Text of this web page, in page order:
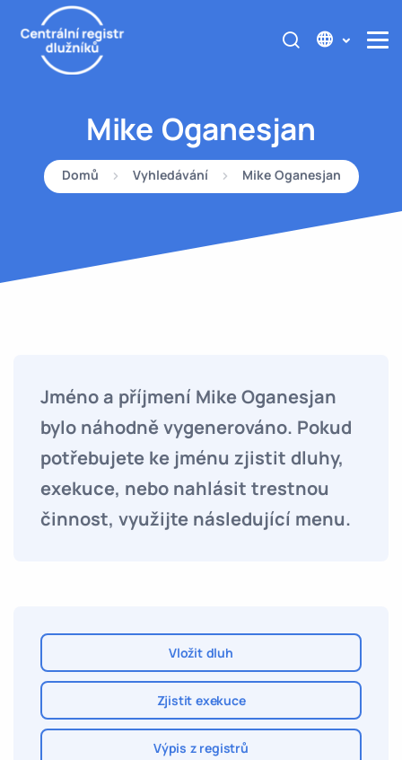
Mike Oganesjan
Domů Vyhledávání Mike Oganesjan
Jméno a příjmení Mike Oganesjan
bylo náhodně vygenerováno. Pokud
potřebujete ke jménu zjistit dluhy,
exekuce, nebo nahlásit trestnou
činnost, využijte následující menu.
Vložit dluh
Zjistit exekuce
Výpis z registrů